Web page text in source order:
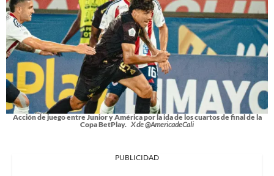
Acción de juego entre Junior y América por la ida de los cuartos de final de la
Copa BetPlay. X de @AmericadeCali
PUBLICIDAD